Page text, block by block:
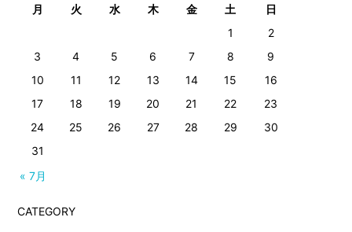
月
火 水 木 金 土 日
« 7月
1
2
3
4 5 6 7 8
9
10
11 12 13 14 15
16
17
18 19 20 21 22
23
24
25 26 27 28 29
30
31
CATEGORY